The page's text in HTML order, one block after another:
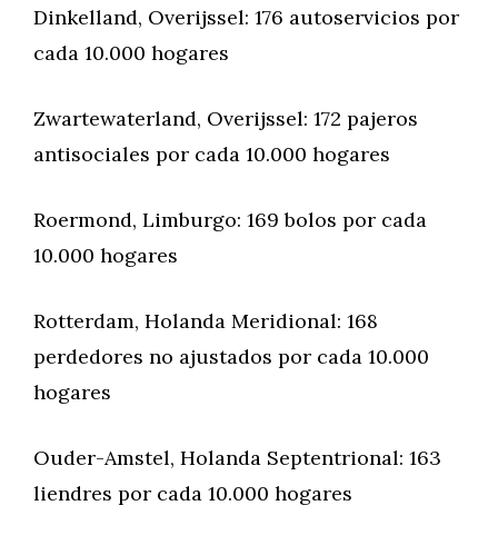
Dinkelland, Overijssel: 176 autoservicios por
cada 10.000 hogares
Zwartewaterland, Overijssel: 172 pajeros
antisociales por cada 10.000 hogares
Roermond, Limburgo: 169 bolos por cada
10.000 hogares
Rotterdam, Holanda Meridional: 168
perdedores no ajustados por cada 10.000
hogares
Ouder-Amstel, Holanda Septentrional: 163
liendres por cada 10.000 hogares